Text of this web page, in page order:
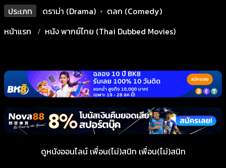
ประเภท
ดราม่า (Drama) • ตลก (Comedy)
หน้าแรก
หนัง พากย์ไทย (Thai Dubbed Movies)
ดูหนังออนไลน์ เพื่อน(ไม่)สนิท เพื่อน(ไม่)สนิท